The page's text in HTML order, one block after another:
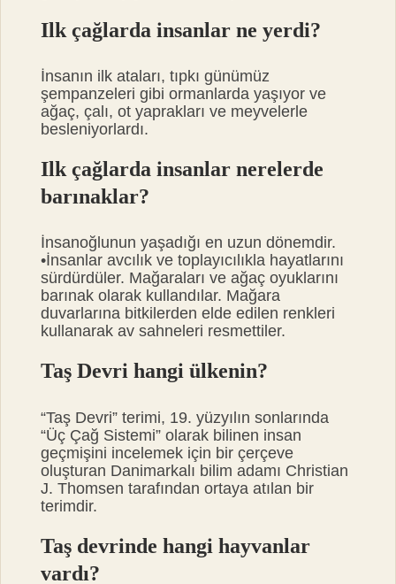
Ilk çağlarda insanlar ne yerdi?
İnsanın ilk ataları, tıpkı günümüz
şempanzeleri gibi ormanlarda yaşıyor ve
ağaç, çalı, ot yaprakları ve meyvelerle
besleniyorlardı.
Ilk çağlarda insanlar nerelerde
barınaklar?
İnsanoğlunun yaşadığı en uzun dönemdir.
•İnsanlar avcılık ve toplayıcılıkla hayatlarını
sürdürdüler. Mağaraları ve ağaç oyuklarını
barınak olarak kullandılar. Mağara
duvarlarına bitkilerden elde edilen renkleri
kullanarak av sahneleri resmettiler.
Taş Devri hangi ülkenin?
“Taş Devri” terimi, 19. yüzyılın sonlarında
“Üç Çağ Sistemi” olarak bilinen insan
geçmişini incelemek için bir çerçeve
oluşturan Danimarkalı bilim adamı Christian
J. Thomsen tarafından ortaya atılan bir
terimdir.
Taş devrinde hangi hayvanlar
vardı?